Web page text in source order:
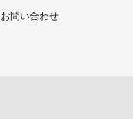
お問い合わせ